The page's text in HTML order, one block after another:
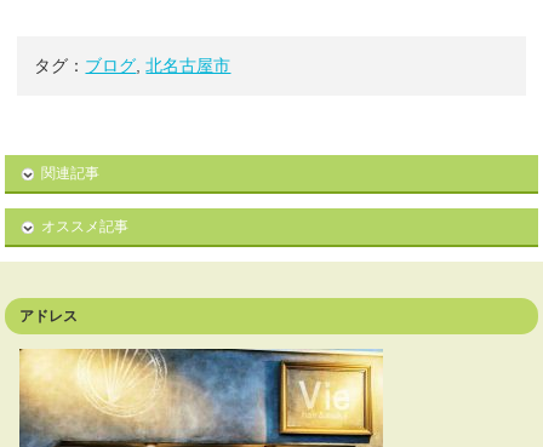
タグ： ブログ,北名古屋市
関連記事
オススメ記事
アドレス